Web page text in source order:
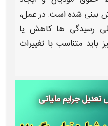
بینی شده است. در عمل،
رسیدگی‌ ها کاهش یا
باید متناسب با تغییرات
جرایم مالیاتی